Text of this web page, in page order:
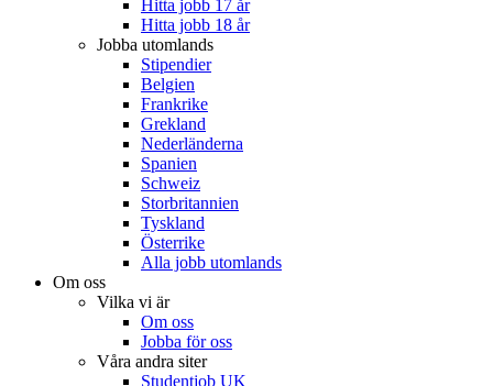
Hitta jobb 17 år
Hitta jobb 18 år
Jobba utomlands
Stipendier
Belgien
Frankrike
Grekland
Nederländerna
Spanien
Schweiz
Storbritannien
Tyskland
Österrike
Alla jobb utomlands
Om oss
Vilka vi är
Om oss
Jobba för oss
Våra andra siter
Studentjob UK